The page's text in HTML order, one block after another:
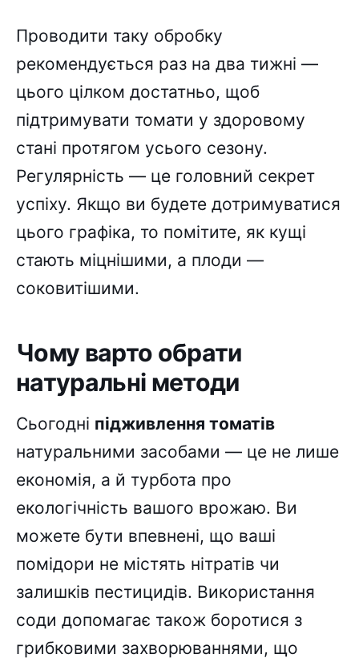
Проводити таку обробку
рекомендується раз на два тижні —
цього цілком достатньо, щоб
підтримувати томати у здоровому
стані протягом усього сезону.
Регулярність — це головний секрет
успіху. Якщо ви будете дотримуватися
цього графіка, то помітите, як кущі
стають міцнішими, а плоди —
соковитішими.
Чому варто обрати
натуральні методи
Сьогодні підживлення томатів
натуральними засобами — це не лише
економія, а й турбота про
екологічність вашого врожаю. Ви
можете бути впевнені, що ваші
помідори не містять нітратів чи
залишків пестицидів. Використання
соди допомагає також боротися з
грибковими захворюваннями, що